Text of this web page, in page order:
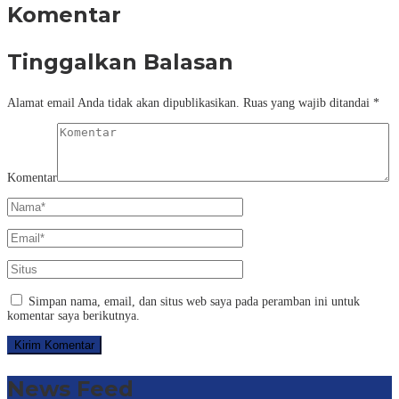
Komentar
Tinggalkan Balasan
Alamat email Anda tidak akan dipublikasikan. Ruas yang wajib ditandai *
Komentar
Simpan nama, email, dan situs web saya pada peramban ini untuk
komentar saya berikutnya.
News Feed